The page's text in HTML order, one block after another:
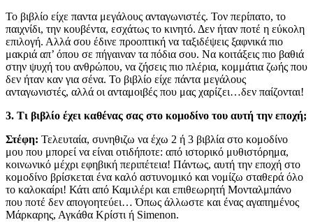
Το βιβλίο είχε παντα μεγάλους ανταγωνιστές. Τον περίπατο, το
παιχνίδι, την κουβέντα, εσχάτως το κινητό. Δεν ήταν ποτέ η εύκολη
επιλογή. Αλλά σου έδινε προοπτική να ταξιδέψεις ξαφνικά πιο
μακριά απ’ όπου σε πήγαιναν τα πόδια σου. Να κοιτάξεις πιο βαθιά
στην ψυχή του ανθρώπου, να ζήσεις πιο πλέρια, κομμάτια ζωής που
δεν ήταν καν για σένα. Το βιβλίο είχε πάντα μεγάλους
ανταγωνιστές, αλλά οι ανταμοιβές που μας χαρίζει…δεν παίζονται!
3. Τι βιβλίο έχει καθένας σας στο κομοδίνο του αυτή την εποχή;
Στέφη: Τελευταία, συνηθιζω να έχω 2 ή 3 βιβλία στο κομοδίνο
μου που μπορεί να είναι οτιδήποτε: από ιστορικό μυθιστόρημα,
κοινωνικό μέχρι εφηβική περιπέτεια! Πάντως, αυτή την εποχή στο
κομοδίνο βρίσκεται ένα καλό αστυνομικό και νομίζω σταθερά όλο
το καλοκαίρι! Κάτι από Καμιλέρι και επιθεωρητή Μονταλμπάνο
που ποτέ δεν απογοητεύει… Όπως άλλωστε και ένας αγαπημένος
Μάρκαρης, Αγκάθα Κρίστι ή Simenon.